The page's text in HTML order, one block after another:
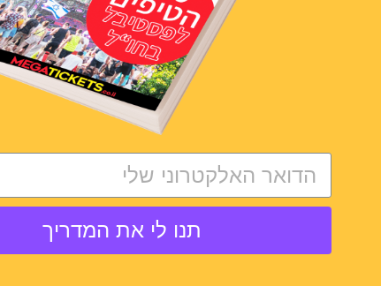
טיפ זהב לפסטיבל מקהילת
RAVERS OF ISRAEL:
לא לצלם את ההופעות:
לחוות אותם– אף פעם לא
תוכלו לשחזר את ההרגשה.
תנו לי את המדריך